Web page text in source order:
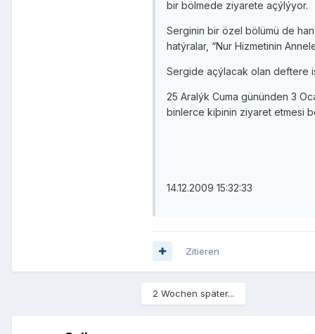
bir bölmede ziyarete açýlýyor.
Serginin bir özel bölümü de
hatýralar, “Nur Hizmetinin
Sergide açýlacak olan deftere
25 Aralýk Cuma gününden 3
binlerce kiþinin ziyaret etmesi
14.12.2009 15:32:33
Zitieren
2 Wochen später...